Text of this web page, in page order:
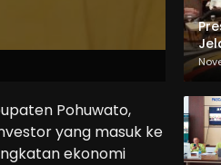
Pohuwato,
yang masuk ke
ekonomi